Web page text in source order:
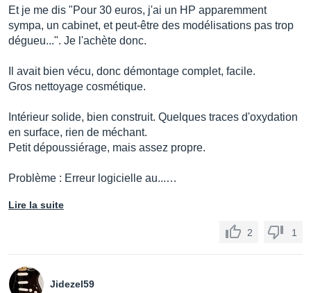
Et je me dis "Pour 30 euros, j'ai un HP apparemment
sympa, un cabinet, et peut-être des modélisations pas trop
dégueu...". Je l'achète donc.
Il avait bien vécu, donc démontage complet, facile.
Gros nettoyage cosmétique.
Intérieur solide, bien construit. Quelques traces d'oxydation
en surface, rien de méchant.
Petit dépoussiérage, mais assez propre.
Problème : Erreur logicielle au...…
Lire la suite
2 1
Jidezel59